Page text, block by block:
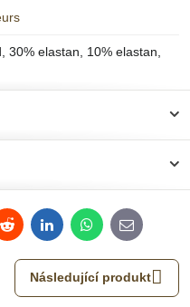
30% elastan, 10% elastan,
RedditLinkedInWhatsApp
E-
mail
Následující produkt